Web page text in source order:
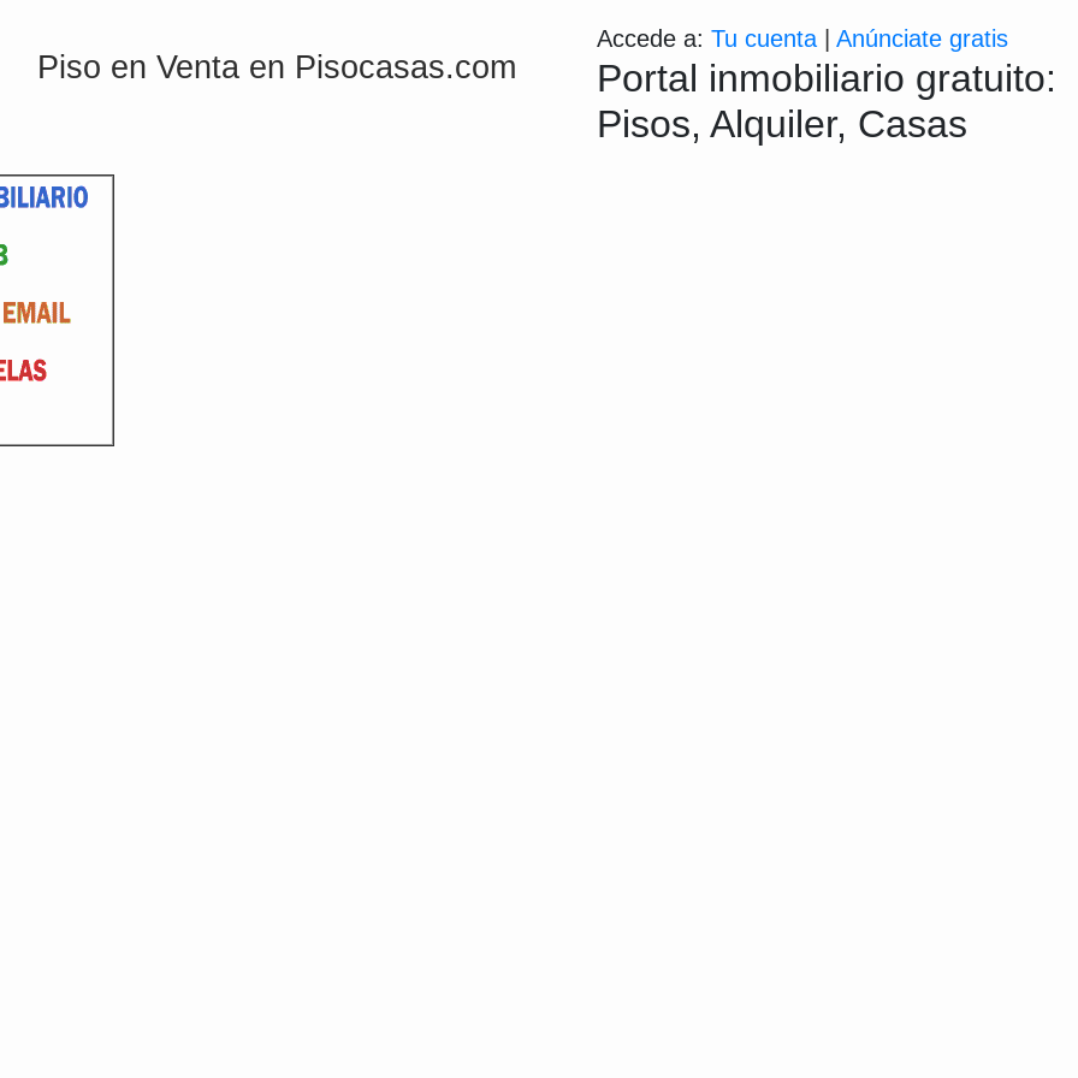
Piso en Venta en Pisocasas.com
Accede a: Tu cuenta| Anúnciate gratis
Portal inmobiliario gratuito:
Pisos, Alquiler, Casas